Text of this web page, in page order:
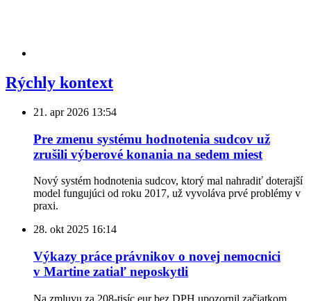
Rýchly kontext
21. apr 2026 13:54
Pre zmenu systému hodnotenia sudcov už
zrušili výberové konania na sedem miest
Nový systém hodnotenia sudcov, ktorý mal nahradiť doterajší
model fungujúci od roku 2017, už vyvoláva prvé problémy v
praxi.
28. okt 2025 16:14
Výkazy práce právnikov o novej nemocnici
v Martine zatiaľ neposkytli
Na zmluvu za 208-tisíc eur bez DPH upozornil začiatkom